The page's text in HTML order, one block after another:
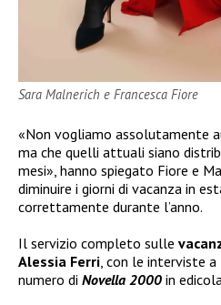
Sara Malnerich e Francesca Fiore
«Non vogliamo assolutamente
ma che quelli attuali siano
mesi», hanno spiegato Fiore e
diminuire i giorni di vacanza in
correttamente durante l’anno.
Il servizio completo sulle
Alessia Ferri , con le interviste
numero di Novella 2000 in